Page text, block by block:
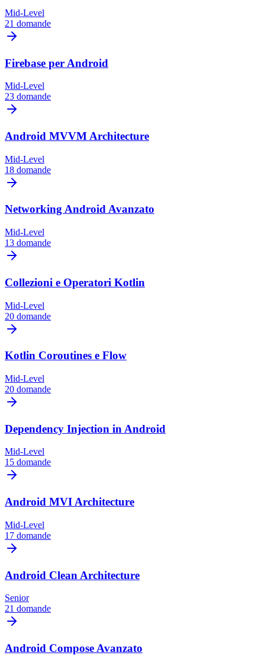
Mid-Level
21 domande
Firebase per Android
Mid-Level
23 domande
Android MVVM Architecture
Mid-Level
18 domande
Networking Android Avanzato
Mid-Level
13 domande
Collezioni e Operatori Kotlin
Mid-Level
20 domande
Kotlin Coroutines e Flow
Mid-Level
20 domande
Dependency Injection in Android
Mid-Level
15 domande
Android MVI Architecture
Mid-Level
17 domande
Android Clean Architecture
Senior
21 domande
Android Compose Avanzato